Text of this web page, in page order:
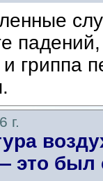
и гриппа
г.
это